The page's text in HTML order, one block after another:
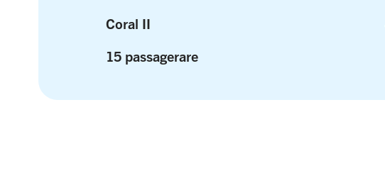
Coral II
15 passagerare